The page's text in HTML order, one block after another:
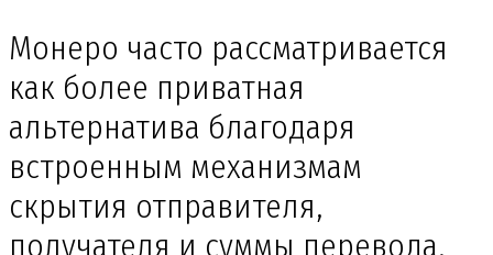
Монеро часто рассматривается
как более приватная
альтернатива благодаря
встроенным механизмам
скрытия отправителя,
получателя и суммы перевода.